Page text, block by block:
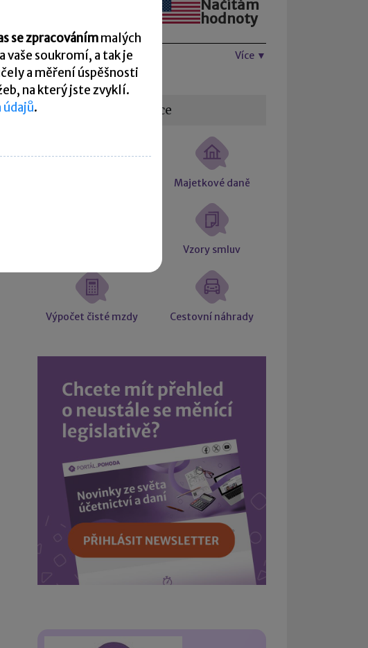
Načítám
hodnoty
Více ▼
Užitečné informace
Majetkové daně
Vzory smluv
Výpočet čisté mzdy Cestovní náhrady
se zpracovánímmalých
vaše soukromí, a tak je
a měření úspěšnosti
na který jste zvyklí.
.